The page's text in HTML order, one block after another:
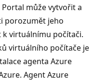
Portal může vytvořit a
porozumět jeho
virtuálnímu počítači.
virtuálního počítače je
agenta Azure
Agent Azure